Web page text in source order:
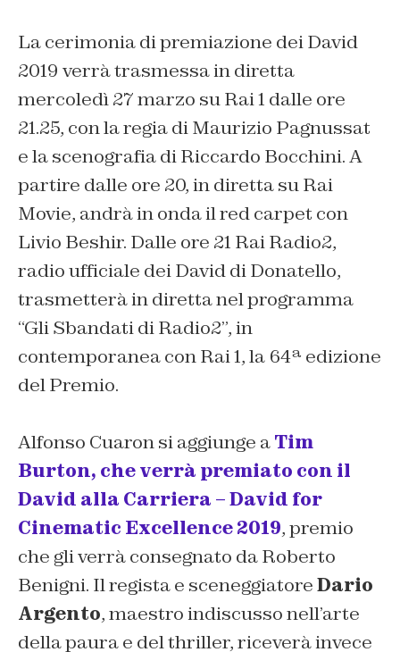
La cerimonia di premiazione dei David
2019 verrà trasmessa in diretta
mercoledì 27 marzo su Rai 1 dalle ore
21.25, con la regia di Maurizio Pagnussat
e la scenografia di Riccardo Bocchini. A
partire dalle ore 20, in diretta su Rai
Movie, andrà in onda il red carpet con
Livio Beshir. Dalle ore 21 Rai Radio2,
radio ufficiale dei David di Donatello,
trasmetterà in diretta nel programma
“Gli Sbandati di Radio2”, in
contemporanea con Rai 1, la 64ª edizione
del Premio.
Alfonso Cuaron si aggiunge aTim
Burton, che verrà premiato con il
David alla Carriera – David for
Cinematic Excellence 2019, premio
che gli verrà consegnato da Roberto
Benigni. Il regista e sceneggiatoreDario
Argento, maestro indiscusso nell’arte
della paura e del thriller, riceverà invece